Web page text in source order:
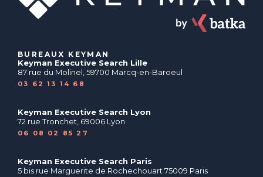
BUREAUX KEYMAN
Keyman Executive Search Lille
87 rue du Molinel, 59700 Marcq-en-Baroeul
03 62 13 14 68
Keyman Executive Search Lyon
72 rue Tronchet, 69006 Lyon
06 08 02 85 27
Keyman Executive Search Paris
5 bis rue Marguerite de Rochechouart 75009 Paris